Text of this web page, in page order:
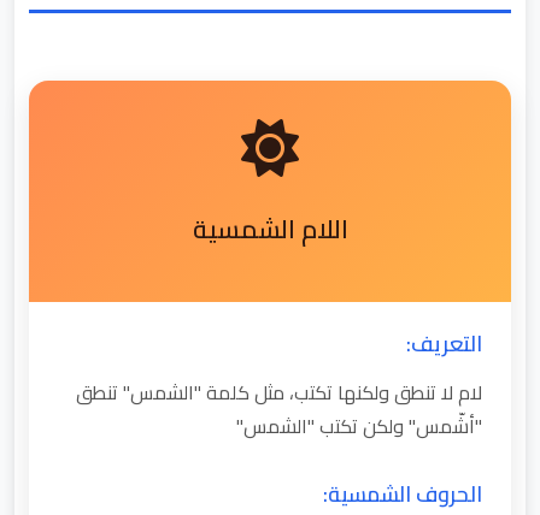
اللام الشمسية
التعريف:
لام لا تنطق ولكنها تكتب، مثل كلمة "الشمس" تنطق
"أشّمس" ولكن تكتب "الشمس"
الحروف الشمسية: